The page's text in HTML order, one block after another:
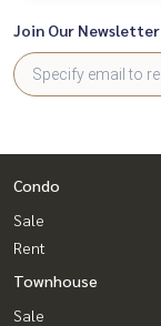
Join Our Newsletter
Condo
Sale
Rent
Townhouse
Sale